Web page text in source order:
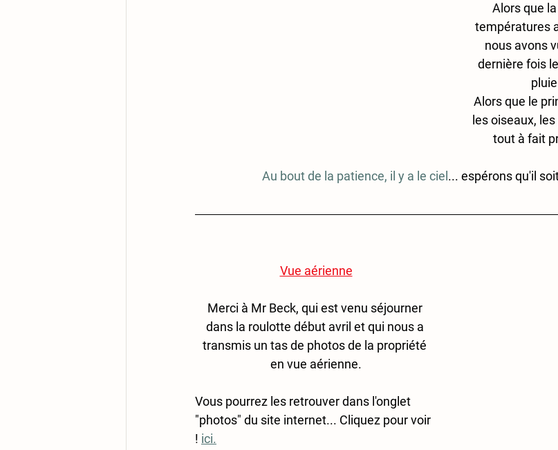
Alors que
températures
nous avons
dernière fois
Alors que le
les oiseaux,
tout à fait
Au bout de la patience, il y a le ciel ... espérons qu'il
Vue aérienne
Merci à Mr Beck, qui est venu séjourner
dans la roulotte début avril et qui nous a
transmis un tas de photos de la propriété
en vue aérienne.
Vous pourrez les retrouver dans l'onglet
"photos" du site internet... Cliquez pour voir
! ici.